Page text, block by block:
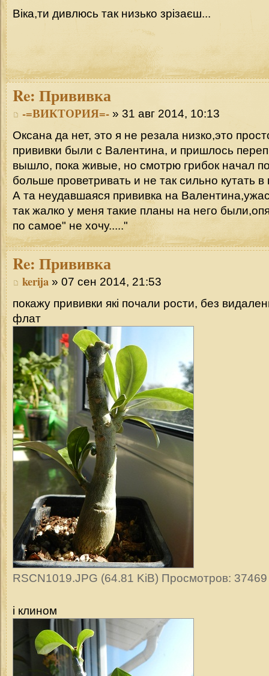
Віка,ти дивлюсь так низько зрізаєш...
Re: Прививка
-=ВИКТОРИЯ=- » 31 авг 2014, 10:13
Оксана да нет, это я не резала низко,это
прививки были с Валентина, и пришлось
вышло, пока живые, но смотрю грибок начал
больше проветривать и не так сильно кутать в
А та неудавшаяся прививка на
так жалко у меня такие планы на него
по самое" не хочу....."
Re: Прививка
kerija » 07 сен 2014, 21:53
покажу прививки які почали рости, без
флат
RSCN1019.JPG (64.81 KiB) Просмотров: 37469
і клином